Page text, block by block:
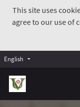
This site uses
agree to our use of
English